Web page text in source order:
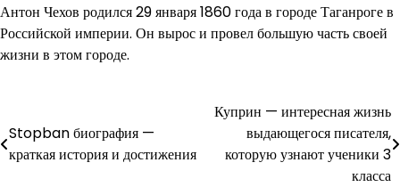
Антон Чехов родился 29 января 1860 года в городе Таганроге в
Российской империи. Он вырос и провел большую часть своей
жизни в этом городе.
по
Stopban биография —
краткая история и достижения
Куприн — интересная жизнь
выдающегося писателя,
которую узнают ученики 3
класса